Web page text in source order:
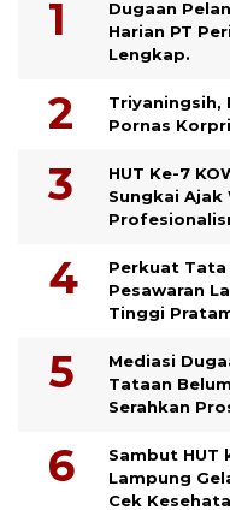
Dugaan
Harian PT
Lengkap.
Triyaningsih,
Pornas
HUT Ke-7
Sungkai Ajak
Perkuat Tata
Pesawaran
Tinggi
Mediasi
Tataan
Serahkan
Sambut HUT
Lampung
Cek